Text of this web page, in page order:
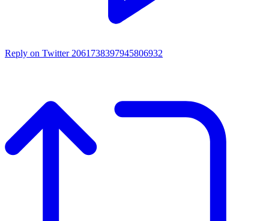
Reply on Twitter 2061738397945806932